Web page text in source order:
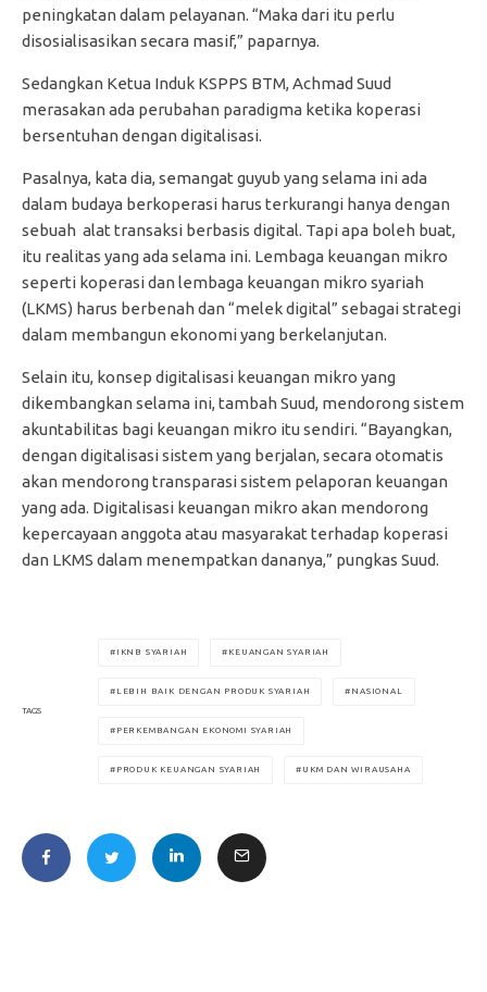
peningkatan dalam pelayanan. “Maka dari itu perlu
disosialisasikan secara masif,” paparnya.
Sedangkan Ketua Induk KSPPS BTM, Achmad Suud
merasakan ada perubahan paradigma ketika koperasi
bersentuhan dengan digitalisasi.
Pasalnya, kata dia, semangat guyub yang selama ini ada
dalam budaya berkoperasi harus terkurangi hanya dengan
sebuah alat transaksi berbasis digital. Tapi apa boleh buat,
itu realitas yang ada selama ini. Lembaga keuangan mikro
seperti koperasi dan lembaga keuangan mikro syariah
(LKMS) harus berbenah dan “melek digital” sebagai strategi
dalam membangun ekonomi yang berkelanjutan.
Selain itu, konsep digitalisasi keuangan mikro yang
dikembangkan selama ini, tambah Suud, mendorong sistem
akuntabilitas bagi keuangan mikro itu sendiri. “Bayangkan,
dengan digitalisasi sistem yang berjalan, secara otomatis
akan mendorong transparasi sistem pelaporan keuangan
yang ada. Digitalisasi keuangan mikro akan mendorong
kepercayaan anggota atau masyarakat terhadap koperasi
dan LKMS dalam menempatkan dananya,” pungkas Suud.
TAGS
IKNB SYARIAH KEUANGAN SYARIAH
LEBIH BAIK DENGAN PRODUK SYARIAH NASIONAL
PERKEMBANGAN EKONOMI SYARIAH
PRODUK KEUANGAN SYARIAH UKM DAN WIRAUSAHA